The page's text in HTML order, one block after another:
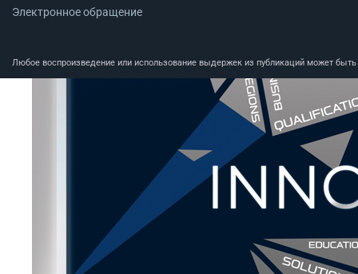
Электронное обращение
Любое воспроизведение или использование выдержек из публикаций может